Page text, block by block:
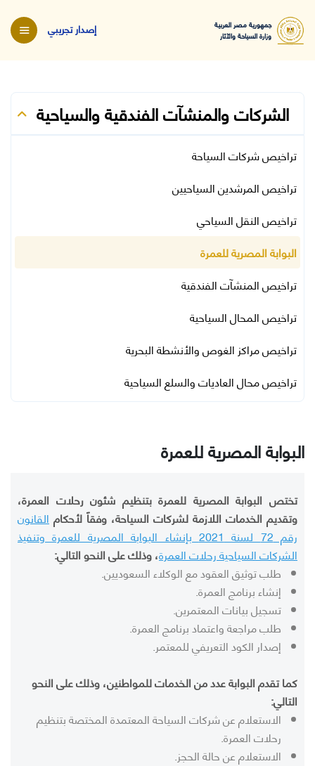
جمهورية مصر العربية
وزارة السياحة والآثار
إصدار تجريبي
الشركات والمنشآت الفندقية والسياحية
تراخيص شركات السياحة
تراخيص المرشدين السياحيين
تراخيص النقل السياحي
البوابة المصرية للعمرة
تراخيص المنشآت الفندقية
تراخيص المحال السياحية
تراخيص مراكز الغوص والأنشطة البحرية
تراخيص محال العاديات والسلع السياحية
البوابة المصرية للعمرة
تختص البوابة المصرية للعمرة بتنظيم شئون رحلات العمرة،
وتقديم الخدمات اللازمة لشركات السياحة، وفقاً لأحكام القانون
رقم 72 لسنة 2021 بإنشاء البوابة المصرية للعمرة وتنفيذ
الشركات السياحية رحلات العمرة، وذلك على النحو التالي:
طلب توثيق العقود مع الوكلاء السعوديين.
إنشاء برنامج العمرة.
تسجيل بيانات المعتمرين.
طلب مراجعة واعتماد برنامج العمرة.
إصدار الكود التعريفي للمعتمر.
كما تقدم البوابة عدد من الخدمات للمواطنين، وذلك على النحو
التالي:
الاستعلام عن شركات السياحة المعتمدة المختصة بتنظيم
رحلات العمرة.
الاستعلام عن حالة الحجز.